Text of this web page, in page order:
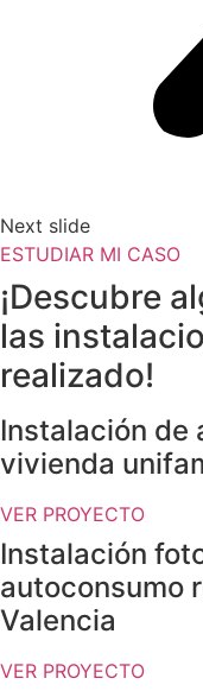
Next slide
ESTUDIAR MI CASO
¡Descubre
las
realizado!
Instalación de
vivienda
VER PROYECTO
Instalación
autoconsumo
Valencia
VER PROYECTO